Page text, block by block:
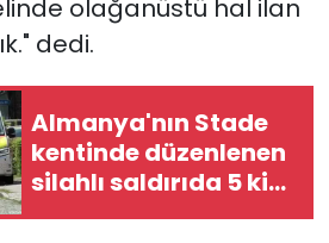
olağanüstü hal ilan
dedi.
Almanya'nın Stade
kentinde düzenlenen
silahlı saldırıda 5 kişi
öldü